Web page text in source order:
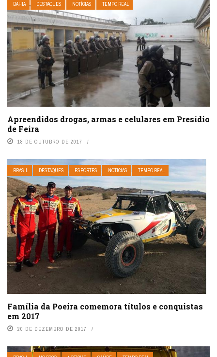
BAHIA DESTAQUES NOTÍCIAS TEMPO REAL
Apreendidos drogas, armas e celulares em Presídio
de Feira
18 DE OUTUBRO DE 2017
BRASIL DESTAQUES ESPORTES NOTÍCIAS TEMPO REAL
Família da Poeira comemora títulos e conquistas
em 2017
20 DE DEZEMBRO DE 2017